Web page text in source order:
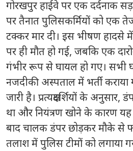
गोरखपुर हाईवे पर एक दर्दनाक
पर तैनात पुलिसकर्मियों को एक
टक्कर मार दी। इस भीषण हादसे
पर ही मौत हो गई, जबकि एक
गंभीर रूप से घायल हो गए। सभी
नजदीकी अस्पताल में भर्ती
जारी है। प्रत्यक्षदर्शियों के
था और नियंत्रण खोने के कारण
बाद चालक डंपर छोड़कर मौके से
तलाश में पुलिस टीमों को लगाया